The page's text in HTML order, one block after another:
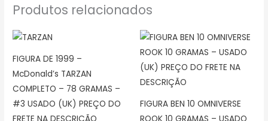
Produtos relacionados
FIGURA DE 1999 –
McDonald’s TARZAN
COMPLETO – 78 GRAMAS –
#3 USADO (UK) PREÇO DO
FIGURA BEN 10 OMNIVERSE